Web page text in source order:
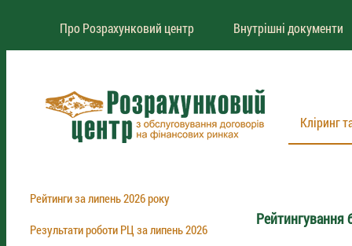
Про Розрахунковий центр Внутрішні документи
Кліринг
Рейтинги за липень 2026 року
Результати роботи РЦ за липень 2026
Рейтингування